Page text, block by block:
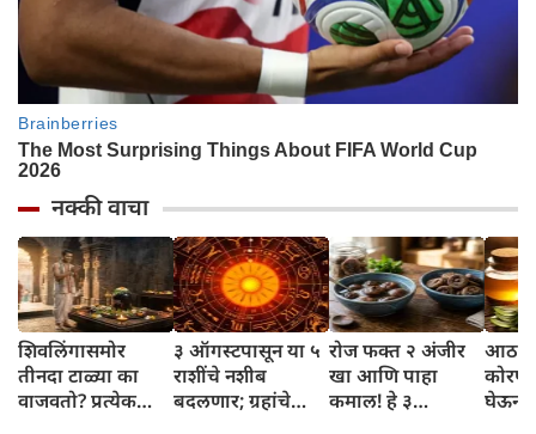
नक्की वाचा
शिवलिंगासमोर
तीनदा टाळ्या का
वाजवतो? प्रत्येक
३ ऑगस्टपासून या ५
राशींचे नशीब
बदलणार; ग्रहांचे
रोज फक्त २ अंजीर
खा आणि पाहा
कमाल! हे ३
घेऊन